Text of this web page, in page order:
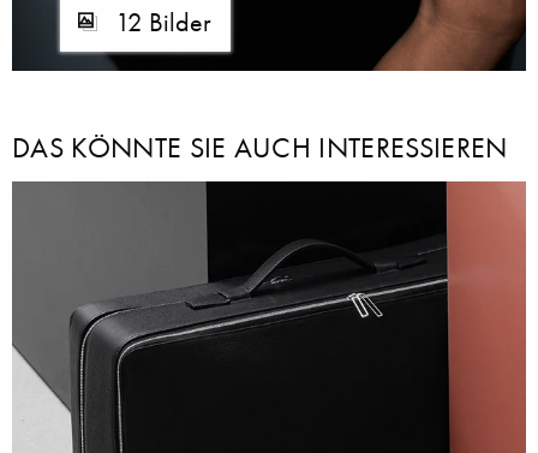
12 Bilder
DAS KÖNNTE SIE AUCH INTERESSIEREN